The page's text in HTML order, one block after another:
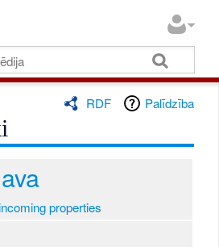
RDF Palīdzība
properties